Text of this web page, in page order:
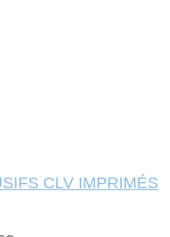
CLV IMPRIMÉS